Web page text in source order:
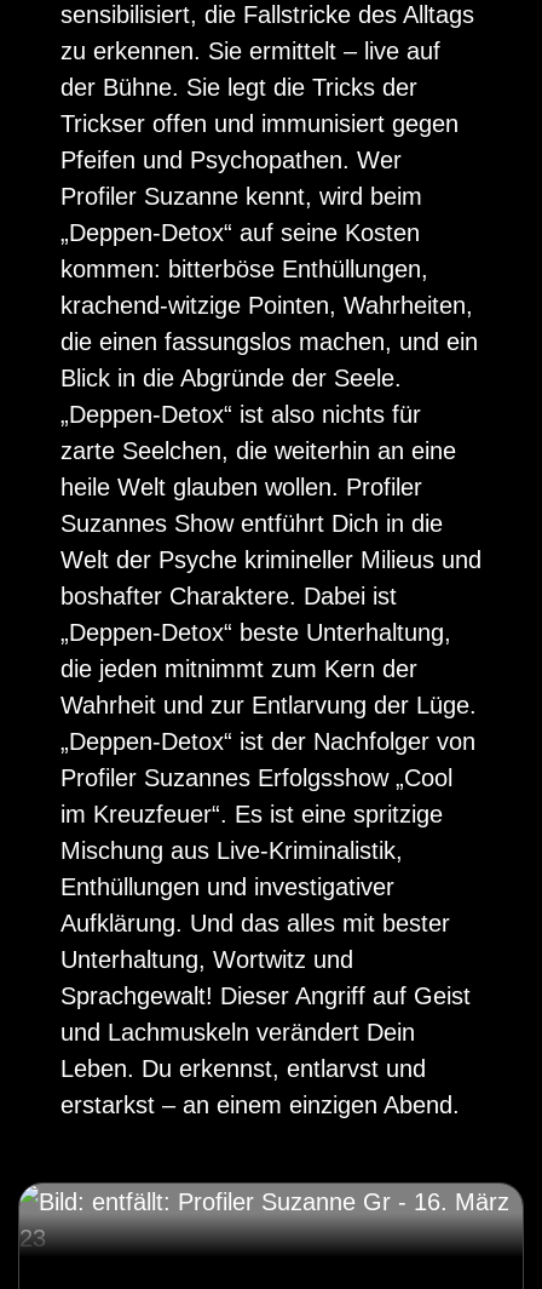
sensibilisiert, die Fallstricke des Alltags
zu erkennen. Sie ermittelt – live auf
der Bühne. Sie legt die Tricks der
Trickser offen und immunisiert gegen
Pfeifen und Psychopathen. Wer
Profiler Suzanne kennt, wird beim
„Deppen-Detox“ auf seine Kosten
kommen: bitterböse Enthüllungen,
krachend-witzige Pointen, Wahrheiten,
die einen fassungslos machen, und ein
Blick in die Abgründe der Seele.
„Deppen-Detox“ ist also nichts für
zarte Seelchen, die weiterhin an eine
heile Welt glauben wollen. Profiler
Suzannes Show entführt Dich in die
Welt der Psyche krimineller Milieus und
boshafter Charaktere. Dabei ist
„Deppen-Detox“ beste Unterhaltung,
die jeden mitnimmt zum Kern der
Wahrheit und zur Entlarvung der Lüge.
„Deppen-Detox“ ist der Nachfolger von
Profiler Suzannes Erfolgsshow „Cool
im Kreuzfeuer“. Es ist eine spritzige
Mischung aus Live-Kriminalistik,
Enthüllungen und investigativer
Aufklärung. Und das alles mit bester
Unterhaltung, Wortwitz und
Sprachgewalt! Dieser Angriff auf Geist
und Lachmuskeln verändert Dein
Leben. Du erkennst, entlarvst und
erstarkst – an einem einzigen Abend.